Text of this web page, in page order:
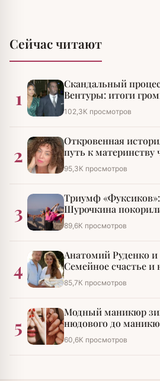
Сейчас читают
1
Скандальный
Вентуры: итоги
разбирательства
102,3К просмотров
2
Откровенная
путь к материнству
95,3К просмотров
3
Триумф
Шурочкина
императора»
89,6К просмотров
4
Анатомий Руденко и
Семейное счастье и
85,7К просмотров
5
Модный маникюр
нюдового до
стразами
60,6К просмотров